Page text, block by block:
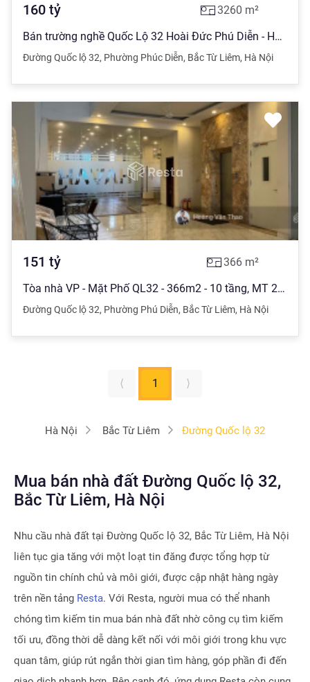
160 tỷ 3260 m²
Bán trường nghề Quốc Lộ 32 Hoài Đức Phú Diễn - Hồ Tùng Mậu 3260m2 xây 3 tầng
Đường Quốc lộ 32, Phường Phúc Diễn, Bắc Từ Liêm, Hà Nội
151 tỷ 366 m²
Tòa nhà VP - Mặt Phố QL32 - 366m2 - 10 tầng, MT 22m - 149Tỷ. Hiệu Suất 5tỷ/năm - lô góc 3 thoáng
Đường Quốc lộ 32, Phường Phú Diễn, Bắc Từ Liêm, Hà Nội
⟨ 1 ⟩
Hà Nội Bắc Từ Liêm Đường Quốc lộ 32
Mua bán nhà đất Đường Quốc lộ 32,
Bắc Từ Liêm, Hà Nội
Nhu cầu nhà đất tại Đường Quốc lộ 32, Bắc Từ Liêm, Hà Nội
liên tục gia tăng với một loạt tin đăng được tổng hợp từ
nguồn tin chính chủ và môi giới, được cập nhật hàng ngày
trên nền tảng Resta. Với Resta, người mua có thể nhanh
chóng tìm kiếm tin mua bán nhà đất nhờ công cụ tìm kiếm
tối ưu, đồng thời dễ dàng kết nối với môi giới trong khu vực
quan tâm, giúp rút ngắn thời gian tìm hàng, góp phần đi đến